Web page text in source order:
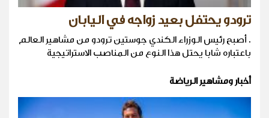
ترودو يحتفل بعيد زواجه في اليابان
. أصبح رئيس الوزراء الكندي جوستين ترودو من مشاهير العالم
باعتباره شابا يحتل هذا النوع من المناصب الاستراتيجية
أخبار ومشاهير الرياضة